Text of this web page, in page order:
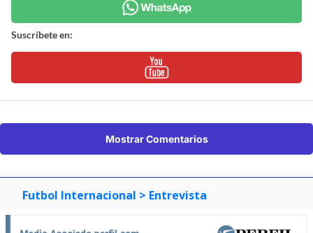
Suscríbete en:
Mostrar Comentarios
Futbol Internacional > Entrevista